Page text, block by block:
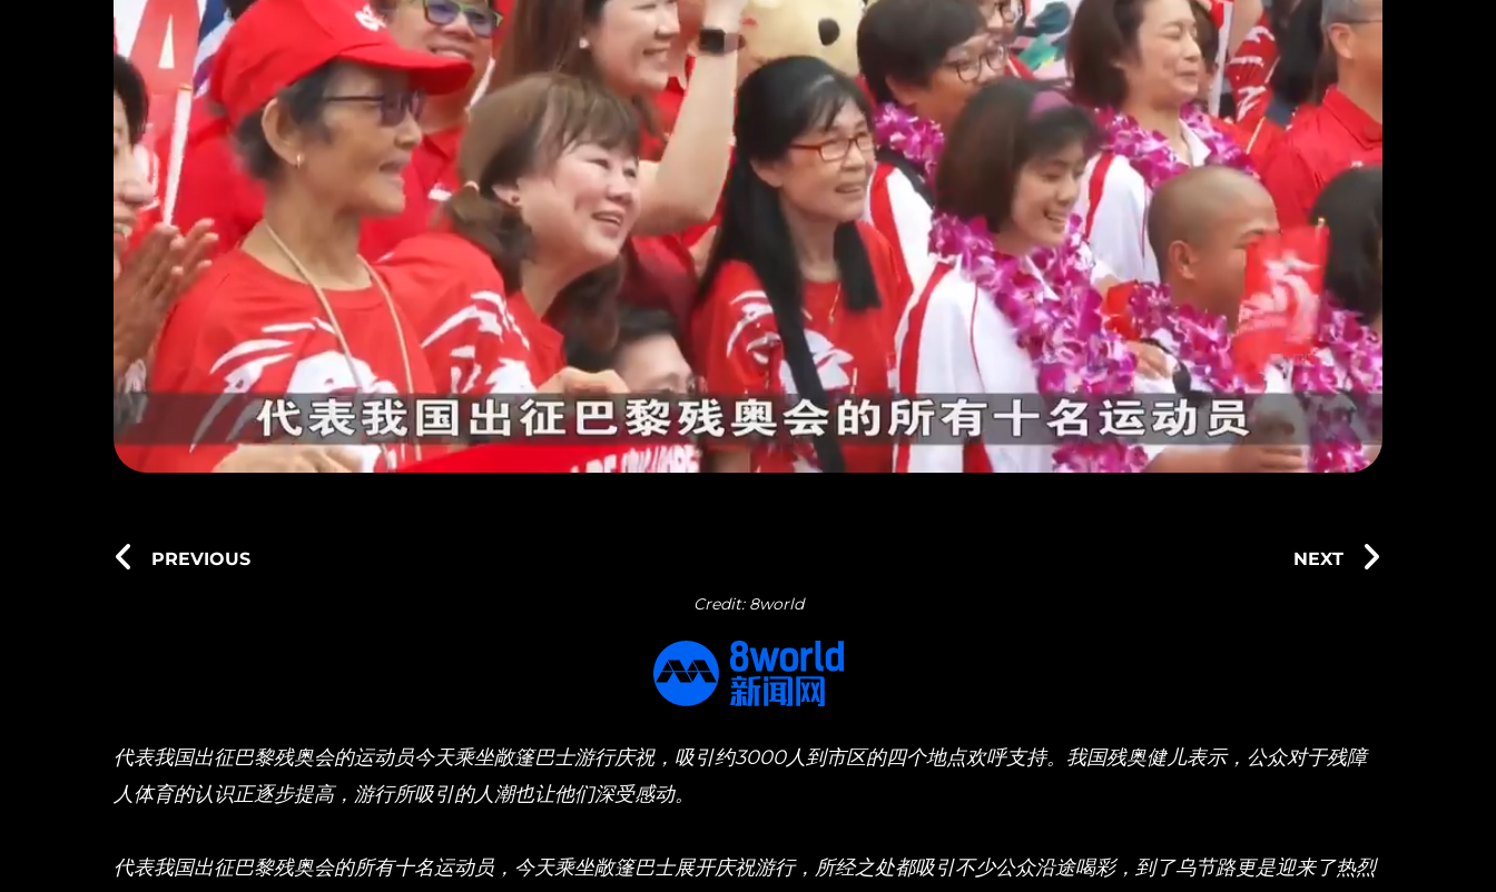
PREVIOUS NEXT
Credit: 8world
代表我国出征巴黎残奥会的运动员今天乘坐敞篷巴士游行庆祝，吸引约3000人到市区的四个地点欢呼支持。我国残奥健儿表示，公众对于残障
人体育的认识正逐步提高，游行所吸引的人潮也让他们深受感动。
代表我国出征巴黎残奥会的所有十名运动员，今天乘坐敞篷巴士展开庆祝游行，所经之处都吸引不少公众沿途喝彩，到了乌节路更是迎来了热烈